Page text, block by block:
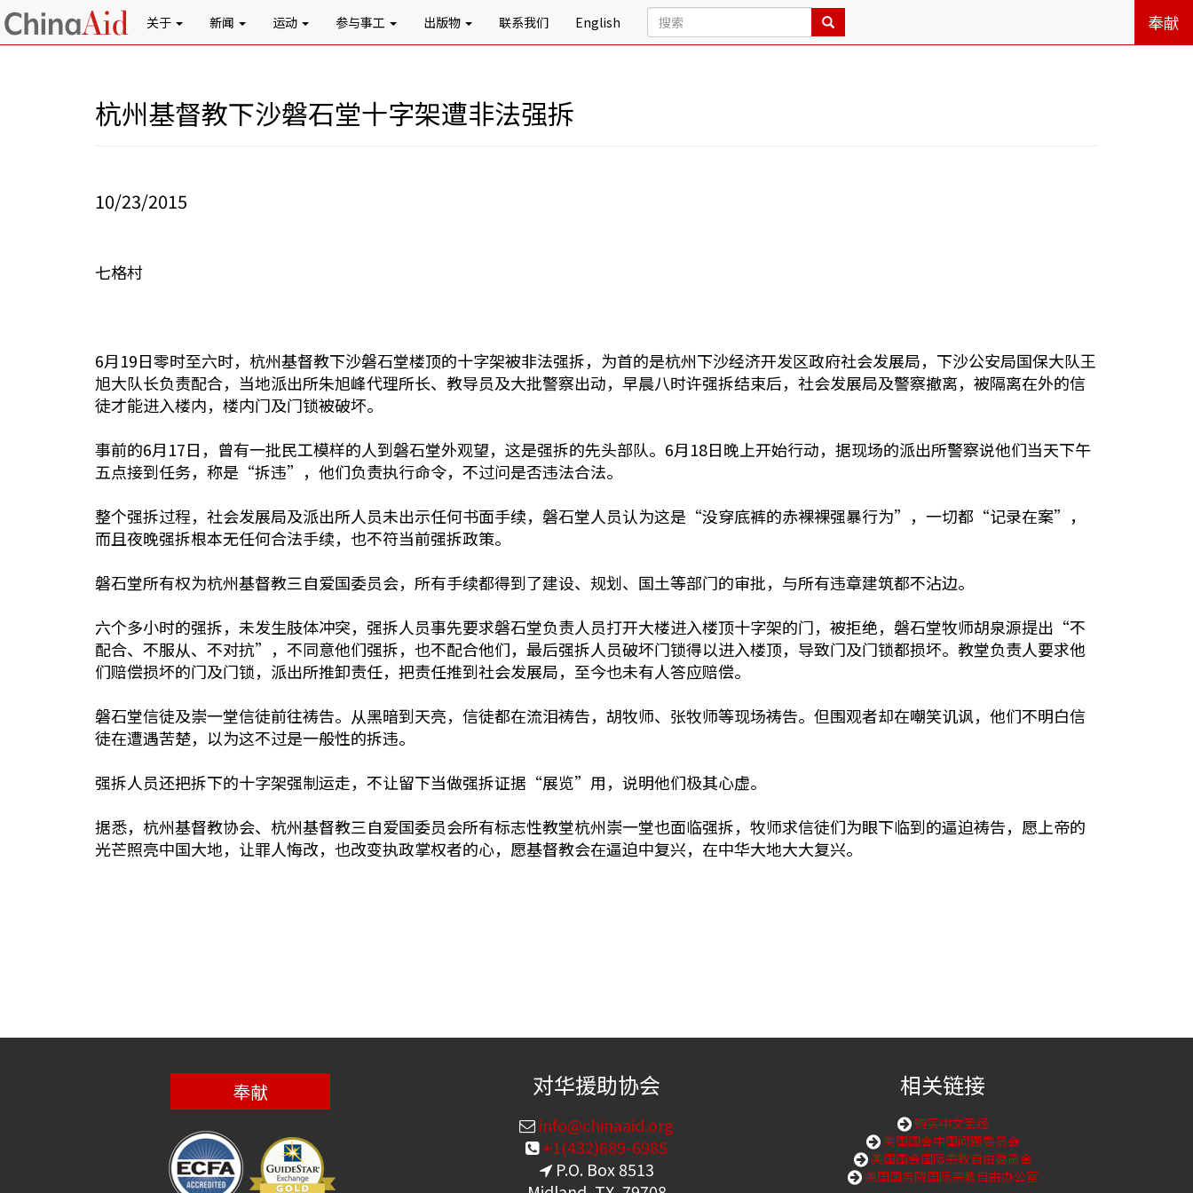
关于 新闻 运动 参与事工 出版物 联系我们 English 奉献
杭州基督教下沙磐石堂十字架遭非法强拆
10/23/2015
七格村
6月19日零时至六时，杭州基督教下沙磐石堂楼顶的十字架被非法强拆，为首的是杭州下沙经济开发区政府社会发展局，下沙公安局国保大队王
旭大队长负责配合，当地派出所朱旭峰代理所长、教导员及大批警察出动，早晨八时许强拆结束后，社会发展局及警察撤离，被隔离在外的信
徒才能进入楼内，楼内门及门锁被破坏。
事前的6月17日，曾有一批民工模样的人到磐石堂外观望，这是强拆的先头部队。6月18日晚上开始行动，据现场的派出所警察说他们当天下午
五点接到任务，称是“拆违”，他们负责执行命令，不过问是否违法合法。
整个强拆过程，社会发展局及派出所人员未出示任何书面手续，磐石堂人员认为这是“没穿底裤的赤裸裸强暴行为”，一切都“记录在案”，
而且夜晚强拆根本无任何合法手续，也不符当前强拆政策。
磐石堂所有权为杭州基督教三自爱国委员会，所有手续都得到了建设、规划、国土等部门的审批，与所有违章建筑都不沾边。
六个多小时的强拆，未发生肢体冲突，强拆人员事先要求磐石堂负责人员打开大楼进入楼顶十字架的门，被拒绝，磐石堂牧师胡泉源提出“不
配合、不服从、不对抗”，不同意他们强拆，也不配合他们，最后强拆人员破坏门锁得以进入楼顶，导致门及门锁都损坏。教堂负责人要求他
们赔偿损坏的门及门锁，派出所推卸责任，把责任推到社会发展局，至今也未有人答应赔偿。
磐石堂信徒及崇一堂信徒前往祷告。从黑暗到天亮，信徒都在流泪祷告，胡牧师、张牧师等现场祷告。但围观者却在嘲笑讥讽，他们不明白信
徒在遭遇苦楚，以为这不过是一般性的拆违。
强拆人员还把拆下的十字架强制运走，不让留下当做强拆证据“展览”用，说明他们极其心虚。
据悉，杭州基督教协会、杭州基督教三自爱国委员会所有标志性教堂杭州崇一堂也面临强拆，牧师求信徒们为眼下临到的逼迫祷告，愿上帝的
光芒照亮中国大地，让罪人悔改，也改变执政掌权者的心，愿基督教会在逼迫中复兴，在中华大地大大复兴。
奉献 对华援助协会
info@chinaaid.org
+1(432)689-6985
P.O. Box 8513
相关链接
购买中文圣经
美国国会中国问题委员会
美国国会国际宗教自由委员会
美国国务院国际宗教自由办公室